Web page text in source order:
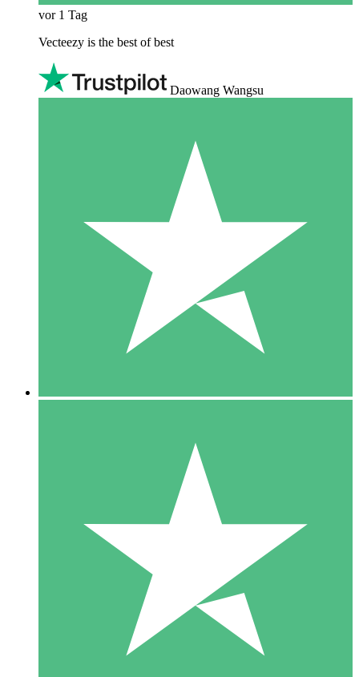
vor 1 Tag
Vecteezy is the best of best
Daowang Wangsu